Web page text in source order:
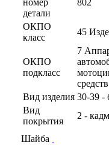
детали
ОКПО
класс
45
ОКПО
подкласс
7
Вид изделия 30-39 -
Вид
покрытия
2 -
Шайба